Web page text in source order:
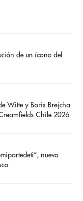
de un ícono del
Witte y Boris Brejcha
Chile 2026
nuevo